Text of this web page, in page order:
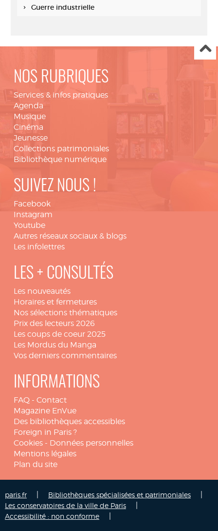
Guerre industrielle
NOS RUBRIQUES
Services & infos pratiques
Agenda
Musique
Cinéma
Jeunesse
Collections patrimoniales
Bibliothèque numérique
SUIVEZ NOUS !
Facebook
Instagram
Youtube
Autres réseaux sociaux & blogs
Les infolettres
LES + CONSULTÉS
Les nouveautés
Horaires et fermetures
Nos sélections thématiques
Prix des lecteurs 2026
Les coups de coeur 2025
Les Mordus du Manga
Vos derniers commentaires
INFORMATIONS
FAQ - Contact
Magazine EnVue
Des bibliothèques accessibles
Foreign in Paris ?
Cookies - Données personnelles
Mentions légales
Plan du site
paris.fr Bibliothèques spécialisées et patrimoniales
Les conservatoires de la ville de Paris
Accessibilité : non conforme